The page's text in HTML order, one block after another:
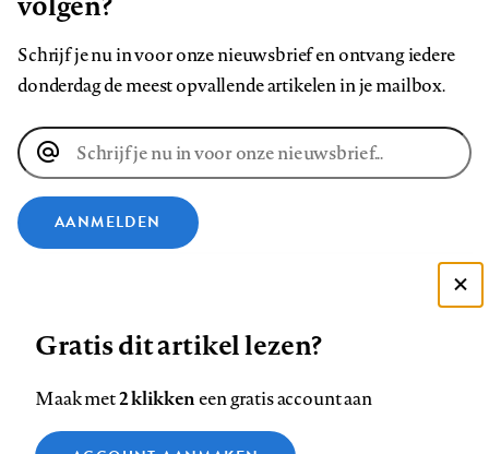
Schrijf je nu in voor onze nieuwsbrief en ontvang iedere
donderdag de meest opvallende artikelen in je mailbox.
E-
mailadres
AANMELDEN
ons
op
ons
op
ons
op
ons
op
ons
op
ons
Contact Colofon Disclaimer Privacy
Gratis dit artikel lezen?
Maak met2 klikkeneen gratis account aan
Zie onze cookie policy